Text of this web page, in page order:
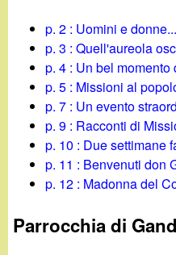
n
p. 2 : Uomini e
p. 3 : Quell'aureola
p. 4 : Un bel momento
p. 5 : Missioni al
p. 7 : Un evento
p. 9 : Racconti di
p. 10 : Due settimane
p. 11 : Benvenuti don
p. 12 : Madonna del
Parrocchia di